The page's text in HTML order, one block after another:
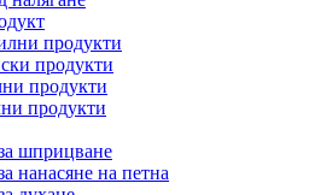
продукти
продукти
продукти
продукти
шприцване
нанасяне на петна